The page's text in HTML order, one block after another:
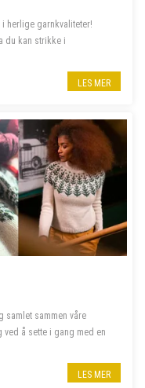
herlige garnkvaliteter!
du kan strikke i
LES MER
samlet sammen våre
ved å sette i gang med en
LES MER